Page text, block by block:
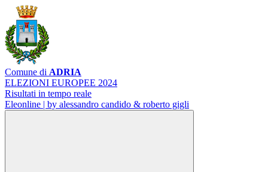
Comune di ADRIA
ELEZIONI EUROPEE 2024
Risultati in tempo reale
Eleonline | by alessandro candido & roberto gigli